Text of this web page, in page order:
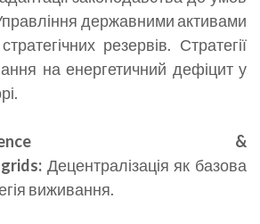
державними активами
резервів. Стратегії
на енергетичний дефіцит у
&
: Децентралізація як базова
виживання.